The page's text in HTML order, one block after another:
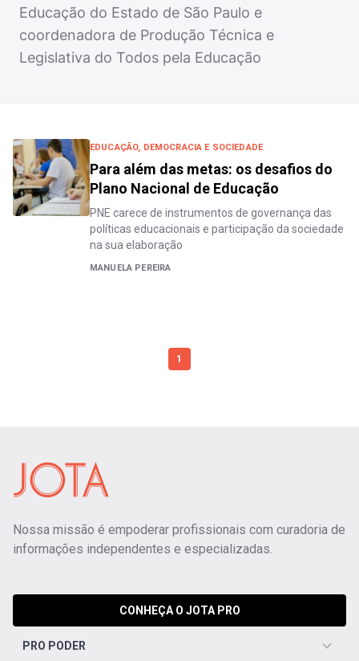
Educação do Estado de São Paulo e
coordenadora de Produção Técnica e
Legislativa do Todos pela Educação
EDUCAÇÃO, DEMOCRACIA E SOCIEDADE
Para além das metas: os desafios do
Plano Nacional de Educação
PNE carece de instrumentos de governança das
políticas educacionais e participação da sociedade
na sua elaboração
MANUELA PEREIRA
1
Nossa missão é empoderar profissionais com curadoria de
informações independentes e especializadas.
CONHEÇA O JOTA PRO
PRO PODER